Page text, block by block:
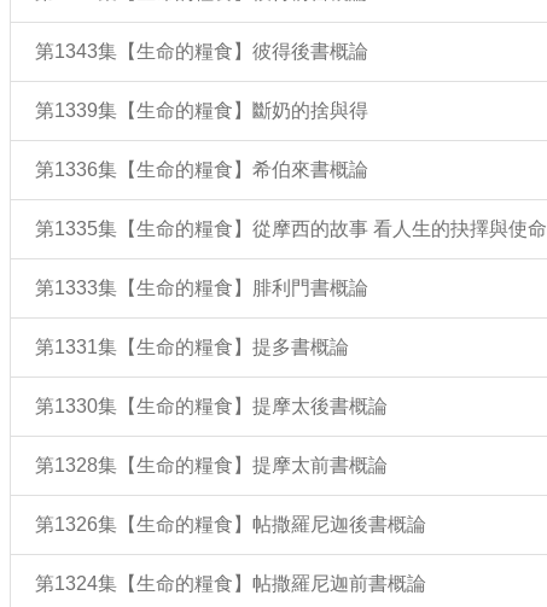
第1343集【生命的糧食】彼得後書概論
第1339集【生命的糧食】斷奶的捨與得
第1336集【生命的糧食】希伯來書概論
第1335集【生命的糧食】從摩西的故事 看人生的抉擇與使命
第1333集【生命的糧食】腓利門書概論
第1331集【生命的糧食】提多書概論
第1330集【生命的糧食】提摩太後書概論
第1328集【生命的糧食】提摩太前書概論
第1326集【生命的糧食】帖撒羅尼迦後書概論
第1324集【生命的糧食】帖撒羅尼迦前書概論